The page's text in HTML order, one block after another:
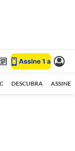
DESCUBRA ASSINE